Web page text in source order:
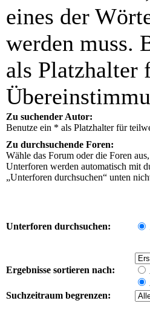
eines der
werden muss.
als Platzhalter
Zu suchender Autor:
Benutze ein * als Platzhalter für
Zu durchsuchende Foren:
Wähle das Forum oder die Foren
Unterforen werden automatisch mit
„Unterforen durchsuchen“ unten
Unterforen durchsuchen:
Ergebnisse sortieren nach:
Suchzeitraum begrenzen: